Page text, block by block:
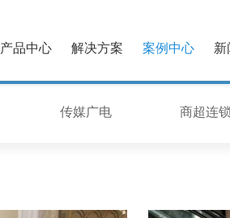
产品中心 解决方案 案例中心 新
传媒广电 商超连锁